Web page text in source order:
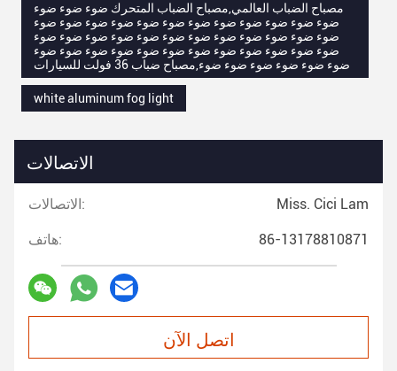
مصباح الضباب العالمي,مصباح الضباب المتحرك ضوء ضوء ضوء
ضوء ضوء ضوء ضوء ضوء ضوء ضوء ضوء ضوء ضوء ضوء ضوء
ضوء ضوء ضوء ضوء ضوء ضوء ضوء ضوء ضوء ضوء ضوء ضوء
ضوء ضوء ضوء ضوء ضوء ضوء ضوء ضوء ضوء ضوء ضوء ضوء
ضوء ضوء ضوء ضوء ضوء ضوء,مصباح ضباب 36 فولت للسيارات
white aluminum fog light
الاتصالات
الاتصالات: Miss. Cici Lam
هاتف: 86-13178810871
اتصل الآن